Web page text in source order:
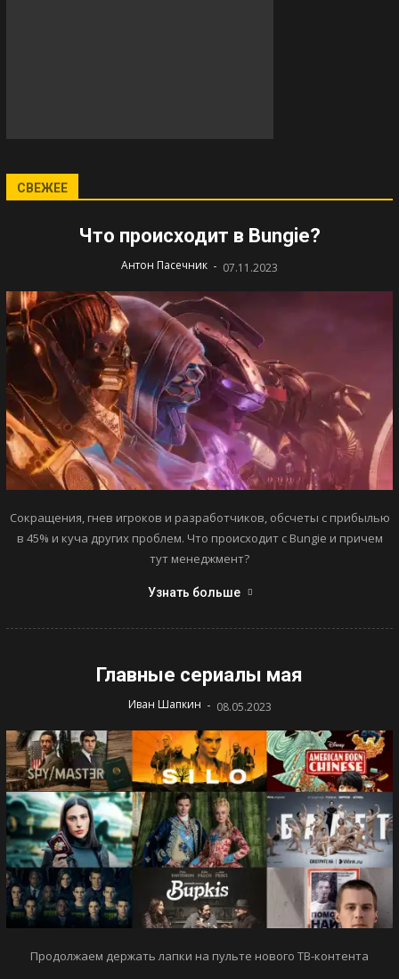
СВЕЖЕЕ
Что происходит в Bungie?
Антон Пасечник - 07.11.2023
Сокращения, гнев игроков и разработчиков, обсчеты с прибылью
в 45% и куча других проблем. Что происходит с Bungie и причем
тут менеджмент?
Узнать больше
Главные сериалы мая
Иван Шапкин - 08.05.2023
Продолжаем держать лапки на пульте нового ТВ-контента